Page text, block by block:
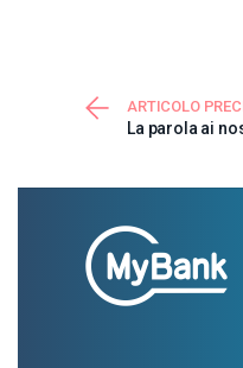
ARTICOLO
La parola ai